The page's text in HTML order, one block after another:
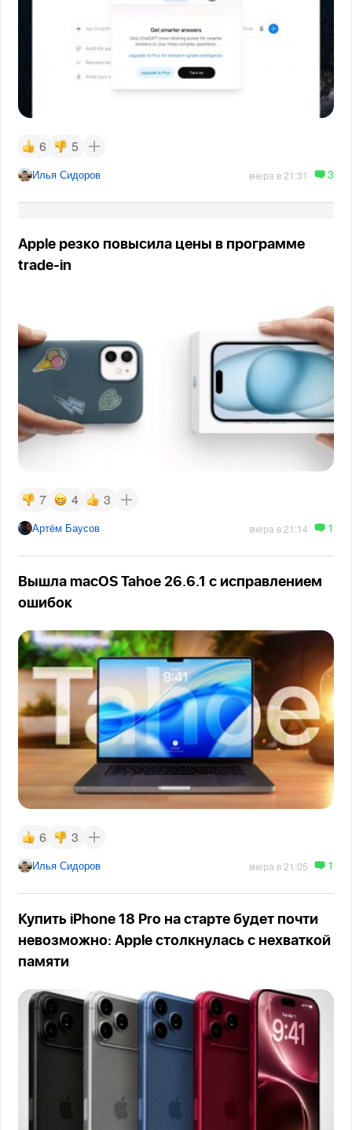
6 5
Илья Сидоров вчера в 21:31 3
Apple резко повысила цены в программе
trade-in
7 4 3
Артём Баусов вчера в 21:14 1
Вышла macOS Tahoe 26.6.1 с исправлением
ошибок
6 3
Илья Сидоров вчера в 21:05 1
Купить iPhone 18 Pro на старте будет почти
невозможно: Apple столкнулась с нехваткой
памяти